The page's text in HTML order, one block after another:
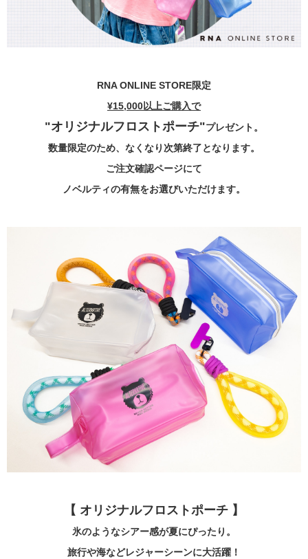
RNA ONLINE STORE限定
¥15,000以上ご購入で
"オリジナルフロストポーチ"プレゼント。
数量限定のため、なくなり次第終了となります。
ご注文確認ページにて
ノベルティの有無をお選びいただけます。
【 オリジナルフロストポーチ 】
氷のようなシアー感が夏にぴったり。
旅行や海などレジャーシーンに大活躍！